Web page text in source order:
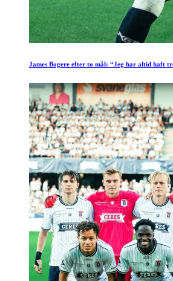
James Bogere efter to mål: “Jeg har altid haft